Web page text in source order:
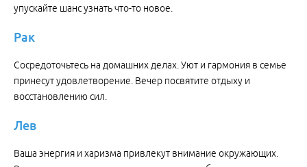
упускайте шанс узнать что-то новое.
Рак
Сосредоточьтесь на домашних делах. Уют и гармония в семье
принесут удовлетворение. Вечер посвятите отдыху и
восстановлению сил.
Лев
Ваша энергия и харизма привлекут внимание окружающих.